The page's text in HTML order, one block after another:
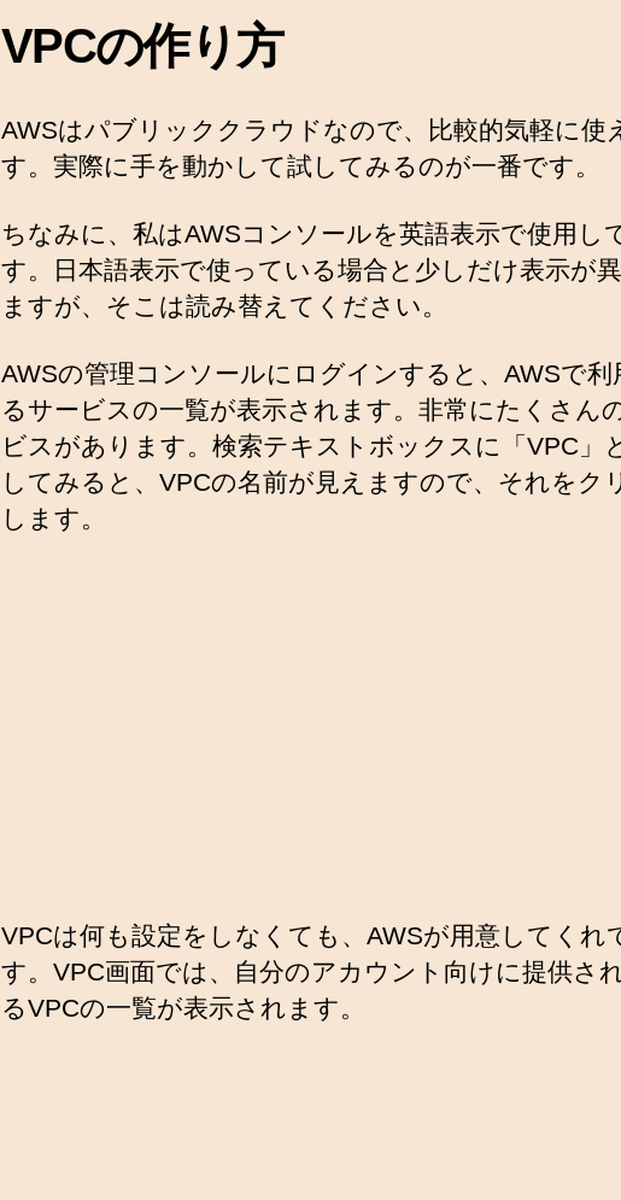
VPCの作り方
AWSはパブリッククラウドなので、比較的気軽に使
す。実際に手を動かして試してみるのが一番です。
ちなみに、私はAWSコンソールを英語表示で使用し
す。日本語表示で使っている場合と少しだけ表示が
ますが、そこは読み替えてください。
AWSの管理コンソールにログインすると、AWSで利
るサービスの一覧が表示されます。非常にたくさん
ビスがあります。検索テキストボックスに「VPC」
してみると、VPCの名前が見えますので、それをク
します。
VPCは何も設定をしなくても、AWSが用意してくれ
す。VPC画面では、自分のアカウント向けに提供さ
るVPCの一覧が表示されます。